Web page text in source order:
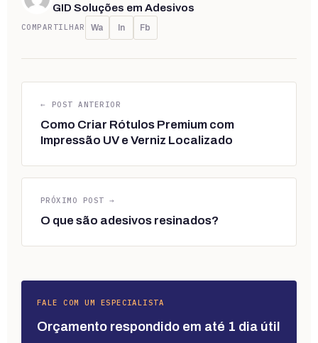
GID Soluções em Adesivos
COMPARTILHAR Wa In Fb
← POST ANTERIOR
Como Criar Rótulos Premium com
Impressão UV e Verniz Localizado
PRÓXIMO POST →
O que são adesivos resinados?
FALE COM UM ESPECIALISTA
Orçamento respondido em até 1 dia útil